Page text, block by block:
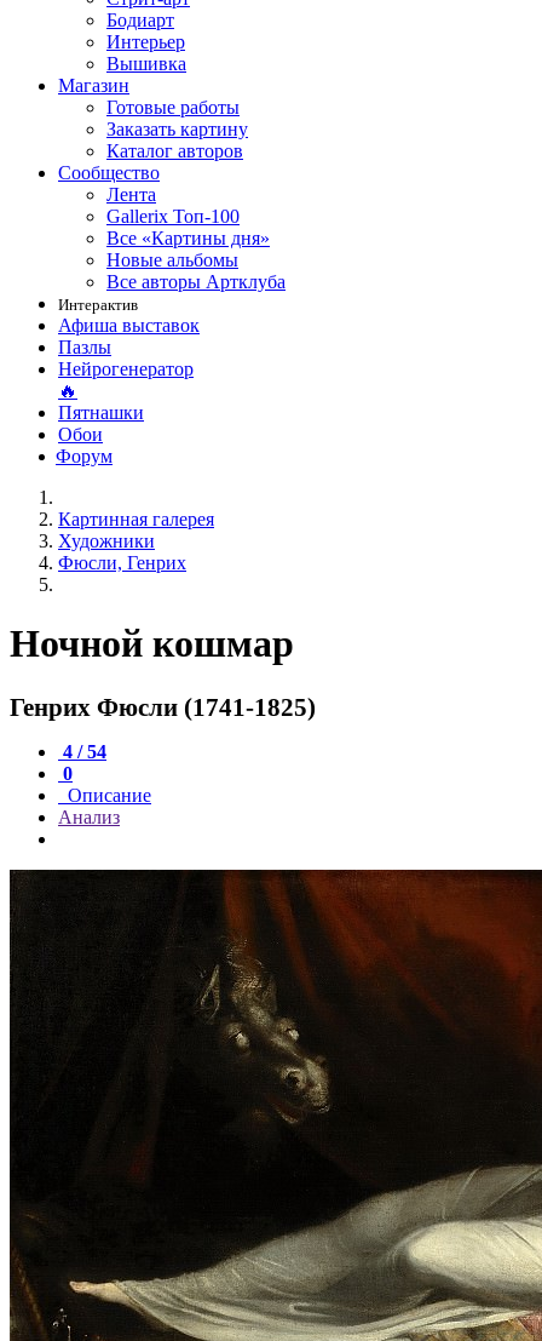
Бодиарт
Интерьер
Вышивка
Магазин
Готовые работы
Заказать картину
Каталог авторов
Сообщество
Лента
Gallerix Топ-100
Все «Картины дня»
Новые альбомы
Все авторы Артклуба
Интерактив
Афиша выставок
Пазлы
Нейрогенератор
🔥
Пятнашки
Обои
Форум
Картинная галерея
Художники
Фюсли, Генрих
Ночной кошмар
Генрих Фюсли (1741-1825)
4 / 54
0
Описание
Анализ